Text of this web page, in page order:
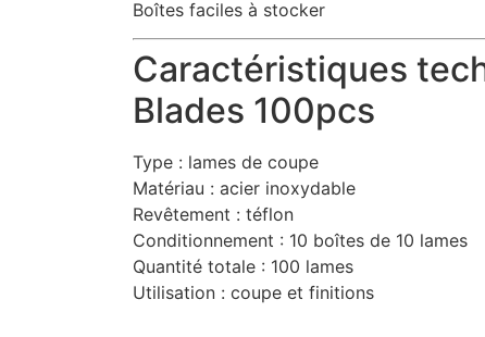
Boîtes faciles à stocker
Caractéristiques
Blades 100pcs
Type : lames de coupe
Matériau : acier inoxydable
Revêtement : téflon
Conditionnement : 10 boîtes de 10 lames
Quantité totale : 100 lames
Utilisation : coupe et finitions